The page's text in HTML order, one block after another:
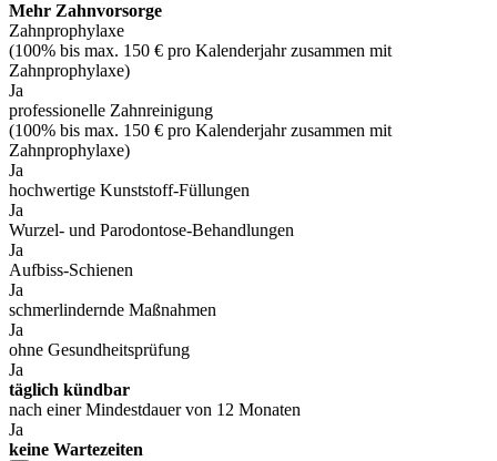
Mehr Zahnvorsorge
Zahnprophylaxe
(100% bis max. 150 € pro Kalenderjahr zusammen mit
Zahnprophylaxe)
Ja
professionelle Zahnreinigung
(100% bis max. 150 € pro Kalenderjahr zusammen mit
Zahnprophylaxe)
Ja
hochwertige Kunststoff-Füllungen
Ja
Wurzel- und Parodontose-Behandlungen
Ja
Aufbiss-Schienen
Ja
schmerlindernde Maßnahmen
Ja
ohne Gesundheitsprüfung
Ja
täglich kündbar
nach einer Mindestdauer von 12 Monaten
Ja
keine Wartezeiten